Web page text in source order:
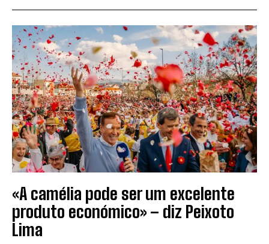
«A camélia pode ser um excelente
produto económico» – diz Peixoto
Lima